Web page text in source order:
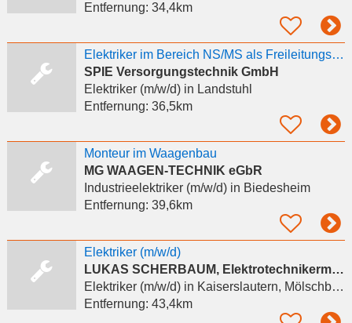
Entfernung: 34,4km
Elektriker im Bereich NS/MS als Freileitungsmonteur / Kabelmonteur / Monteur m/w/d
SPIE Versorgungstechnik GmbH
Elektriker (m/w/d)in Landstuhl
Entfernung: 36,5km
Monteur im Waagenbau
MG WAAGEN-TECHNIK eGbR
Industrieelektriker (m/w/d)in Biedesheim
Entfernung: 39,6km
Elektriker (m/w/d)
LUKAS SCHERBAUM, Elektrotechnikermeister
Elektriker (m/w/d)in Kaiserslautern, Mölschbach
Entfernung: 43,4km